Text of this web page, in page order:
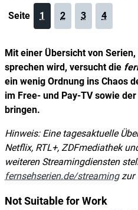
Seite 1 2 3 4
Mit einer Übersicht von
sprechen wird, versucht die
ein wenig Ordnung ins Chaos
im Free- und Pay-TV sowie
bringen.
Hinweis: Eine tagesaktuelle
Netflix, RTL+, ZDFmediathek
weiteren Streamingdiensten
fernsehserien.de/​streamingzur
Not Suitable for Work